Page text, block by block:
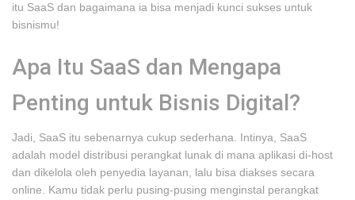
itu SaaS dan bagaimana ia bisa menjadi kunci sukses untuk
bisnismu!
Apa Itu SaaS dan Mengapa
Penting untuk Bisnis Digital?
Jadi, SaaS itu sebenarnya cukup sederhana. Intinya, SaaS
adalah model distribusi perangkat lunak di mana aplikasi di-host
dan dikelola oleh penyedia layanan, lalu bisa diakses secara
online. Kamu tidak perlu pusing-pusing menginstal perangkat